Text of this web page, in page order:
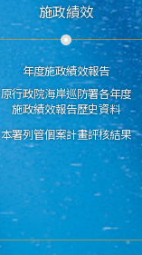
施政績效
年度施政績效報告
原行政院海岸巡防署各年度
施政績效報告歷史資料
本署列管個案計畫評核結果